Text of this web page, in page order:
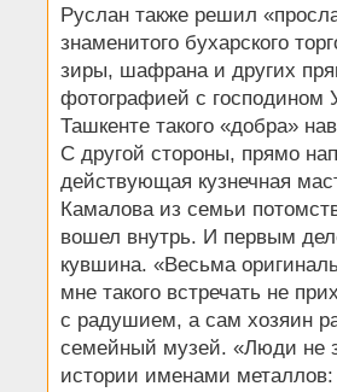
Руслан также решил
знаменитого бухарского
зиры, шафрана и других
фотографией с господином
Ташкенте такого «добра»
С другой стороны, прямо
действующая кузнечная
Камалова из семьи
вошел внутрь. И первым
кувшина. «Весьма
мне такого встречать не
с радушием, а сам хозяин
семейный музей. «Люди не
истории именами